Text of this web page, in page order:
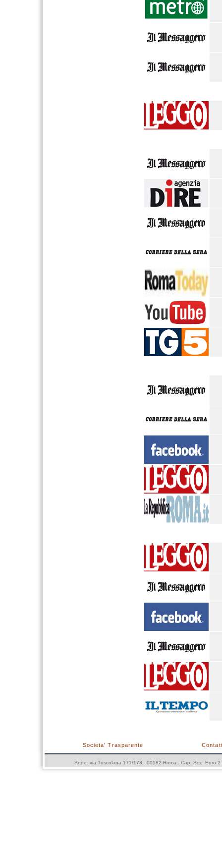
Societa' Trasparente
Sede: via Tuscolana 171/173 - 00182 Roma - Cap. Soc. Euro